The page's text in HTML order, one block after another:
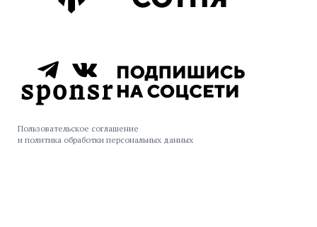
Пользовательское соглашение
и политика обработки персональных данных